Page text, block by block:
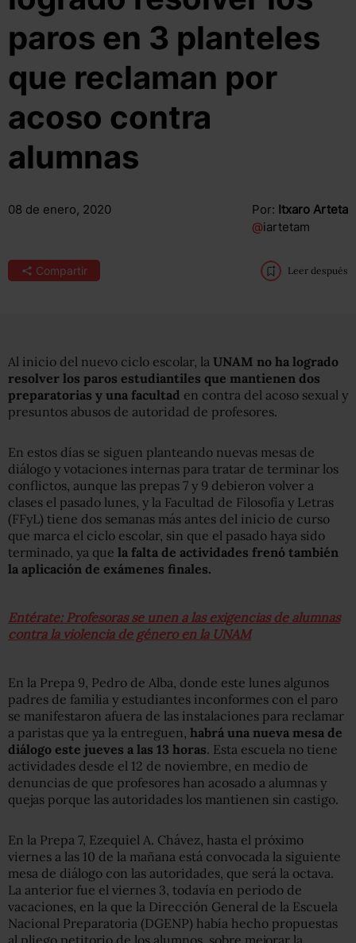
paros en 3 planteles
que reclaman por
acoso contra
alumnas
08 de enero, 2020 Por: Itxaro Arteta
@iartetam
Compartir Leer después
Al inicio del nuevo ciclo escolar, la UNAM no ha logrado
resolver los paros estudiantiles que mantienen dos
preparatorias y una facultad en contra del acoso sexual y
presuntos abusos de autoridad de profesores.
En estos días se siguen planteando nuevas mesas de
diálogo y votaciones internas para tratar de terminar los
conflictos, aunque las prepas 7 y 9 debieron volver a
clases el pasado lunes, y la Facultad de Filosofía y Letras
(FFyL) tiene dos semanas más antes del inicio de curso
que marca el ciclo escolar, sin que el pasado haya sido
terminado, ya que la falta de actividades frenó también
la aplicación de exámenes finales.
Entérate: Profesoras se unen a las exigencias de alumnas
contra la violencia de género en la UNAM
En la Prepa 9, Pedro de Alba, donde este lunes algunos
padres de familia y estudiantes inconformes con el paro
se manifestaron afuera de las instalaciones para reclamar
a paristas que ya la entreguen, habrá una nueva mesa de
diálogo este jueves a las 13 horas. Esta escuela no tiene
actividades desde el 12 de noviembre, en medio de
denuncias de que profesores han acosado a alumnas y
quejas porque las autoridades los mantienen sin castigo.
En la Prepa 7, Ezequiel A. Chávez, hasta el próximo
viernes a las 10 de la mañana está convocada la siguiente
mesa de diálogo con las autoridades, que será la octava.
La anterior fue el viernes 3, todavía en periodo de
vacaciones, en la que la Dirección General de la Escuela
Nacional Preparatoria (DGENP) había hecho propuestas
al pliego petitorio de los alumnos, sobre mejorar la